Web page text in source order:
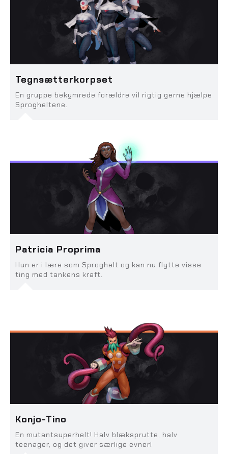
Tegnsætterkorpset
En gruppe bekymrede forældre vil rigtig gerne hjælpe
Sprogheltene.
Patricia Proprima
Hun er i lære som Sproghelt og kan nu flytte visse
ting med tankens kraft.
Konjo-Tino
En mutantsuperhelt! Halv blæksprutte, halv
teenager, og det giver særlige evner!